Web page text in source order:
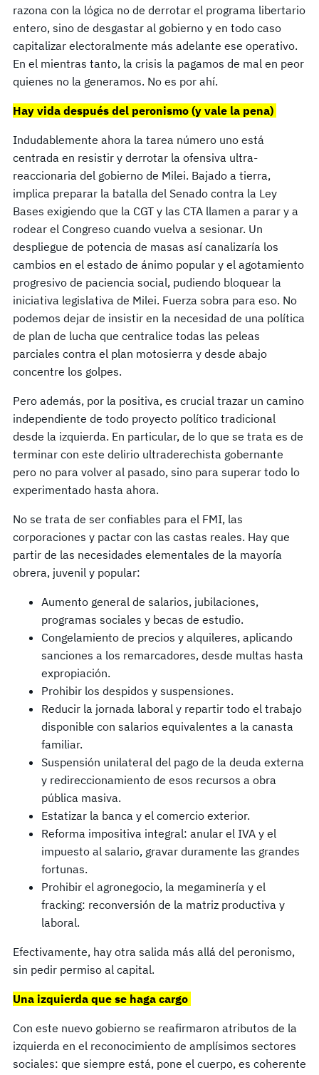
razona con la lógica no de derrotar el programa libertario
entero, sino de desgastar al gobierno y en todo caso
capitalizar electoralmente más adelante ese operativo.
En el mientras tanto, la crisis la pagamos de mal en peor
quienes no la generamos. No es por ahí.
Hay vida después del peronismo (y vale la pena)
Indudablemente ahora la tarea número uno está
centrada en resistir y derrotar la ofensiva ultra-
reaccionaria del gobierno de Milei. Bajado a tierra,
implica preparar la batalla del Senado contra la Ley
Bases exigiendo que la CGT y las CTA llamen a parar y a
rodear el Congreso cuando vuelva a sesionar. Un
despliegue de potencia de masas así canalizaría los
cambios en el estado de ánimo popular y el agotamiento
progresivo de paciencia social, pudiendo bloquear la
iniciativa legislativa de Milei. Fuerza sobra para eso. No
podemos dejar de insistir en la necesidad de una política
de plan de lucha que centralice todas las peleas
parciales contra el plan motosierra y desde abajo
concentre los golpes.
Pero además, por la positiva, es crucial trazar un camino
independiente de todo proyecto político tradicional
desde la izquierda. En particular, de lo que se trata es de
terminar con este delirio ultraderechista gobernante
pero no para volver al pasado, sino para superar todo lo
experimentado hasta ahora.
No se trata de ser confiables para el FMI, las
corporaciones y pactar con las castas reales. Hay que
partir de las necesidades elementales de la mayoría
obrera, juvenil y popular:
Aumento general de salarios, jubilaciones,
programas sociales y becas de estudio.
Congelamiento de precios y alquileres, aplicando
sanciones a los remarcadores, desde multas hasta
expropiación.
Prohibir los despidos y suspensiones.
Reducir la jornada laboral y repartir todo el trabajo
disponible con salarios equivalentes a la canasta
familiar.
Suspensión unilateral del pago de la deuda externa
y redireccionamiento de esos recursos a obra
pública masiva.
Estatizar la banca y el comercio exterior.
Reforma impositiva integral: anular el IVA y el
impuesto al salario, gravar duramente las grandes
fortunas.
Prohibir el agronegocio, la megaminería y el
fracking: reconversión de la matriz productiva y
laboral.
Efectivamente, hay otra salida más allá del peronismo,
sin pedir permiso al capital.
Una izquierda que se haga cargo
Con este nuevo gobierno se reafirmaron atributos de la
izquierda en el reconocimiento de amplísimos sectores
sociales: que siempre está, pone el cuerpo, es coherente